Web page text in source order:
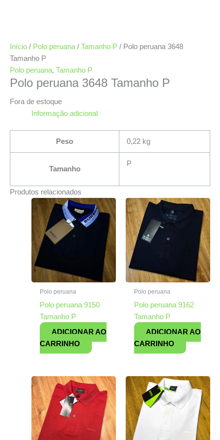
Início / Polo peruana / Tamanho P / Polo peruana 3648
Tamanho P
Polo peruana, Tamanho P
Polo peruana 3648 Tamanho P
Fora de estoque
Informação adicional
Peso 0,22 kg
Tamanho
P
Produtos relacionados
Polo peruana
Polo peruana 9150
Tamanho P
ADICIONAR AO
CARRINHO
Polo peruana
Polo peruana 9162
Tamanho P
ADICIONAR AO
CARRINHO